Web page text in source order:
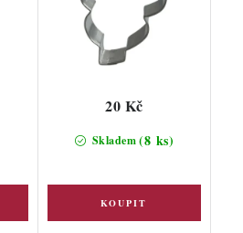
Skladem(8 ks)
20 Kč